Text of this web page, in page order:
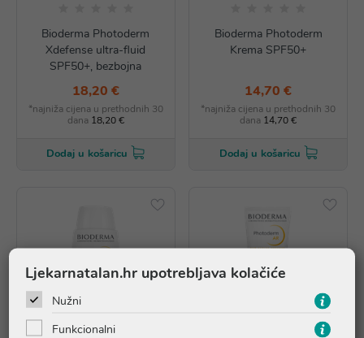
Bioderma Photoderm
Xdefense ultra-fluid
SPF50+, bezbojna
18,20 €
*najniža cijena u prethodnih 30
dana 18,20 €
Dodaj u košaricu
Bioderma Photoderm
Krema SPF50+
14,70 €
*najniža cijena u prethodnih 30
dana 14,70 €
Dodaj u košaricu
Ljekarnatalan.hr upotrebljava kolačiće
Nužni
Funkcionalni